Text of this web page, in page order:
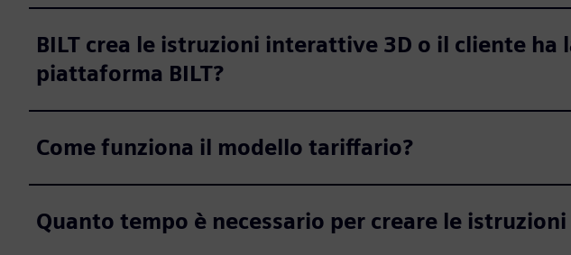
BILT crea le istruzioni interattive 3D o il cliente
piattaforma BILT?
Come funziona il modello tariffario?
Quanto tempo è necessario per creare le